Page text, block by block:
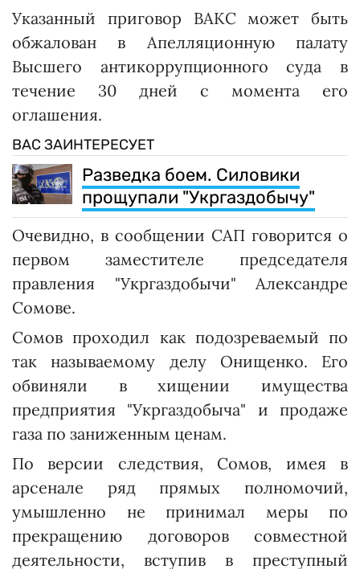
Указанный приговор ВАКС может быть
обжалован в Апелляционную палату
Высшего антикоррупционного суда в
течение 30 дней с момента его
оглашения.
ВАС ЗАИНТЕРЕСУЕТ
Разведка боем. Силовики
прощупали "Укргаздобычу"
Очевидно, в сообщении САП говорится о
первом заместителе председателя
правления "Укргаздобычи" Александре
Сомове.
Сомов проходил как подозреваемый по
так называемому делу Онищенко. Его
обвиняли в хищении имущества
предприятия "Укргаздобыча" и продаже
газа по заниженным ценам.
По версии следствия, Сомов, имея в
арсенале ряд прямых полномочий,
умышленно не принимал меры по
прекращению договоров совместной
деятельности, вступив в преступный